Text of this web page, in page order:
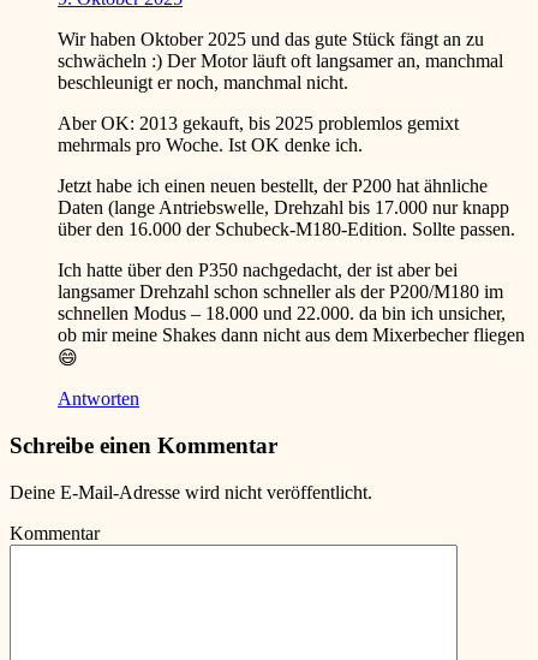
Wir haben Oktober 2025 und das gute Stück fängt an zu
schwächeln :) Der Motor läuft oft langsamer an, manchmal
beschleunigt er noch, manchmal nicht.
Aber OK: 2013 gekauft, bis 2025 problemlos gemixt
mehrmals pro Woche. Ist OK denke ich.
Jetzt habe ich einen neuen bestellt, der P200 hat ähnliche
Daten (lange Antriebswelle, Drehzahl bis 17.000 nur knapp
über den 16.000 der Schubeck-M180-Edition. Sollte passen.
Ich hatte über den P350 nachgedacht, der ist aber bei
langsamer Drehzahl schon schneller als der P200/M180 im
schnellen Modus – 18.000 und 22.000. da bin ich unsicher,
ob mir meine Shakes dann nicht aus dem Mixerbecher fliegen
😄
Antworten
Schreibe einen Kommentar
Deine E-Mail-Adresse wird nicht veröffentlicht.
Kommentar